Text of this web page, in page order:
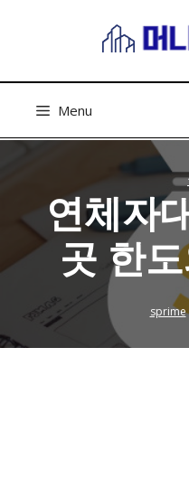
로
뛰
Menu
연체자
곳 한
sprime